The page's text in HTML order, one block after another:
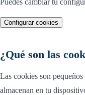
Configurar cookies
¿Qué son las
Las cookies son
almacenan en tu